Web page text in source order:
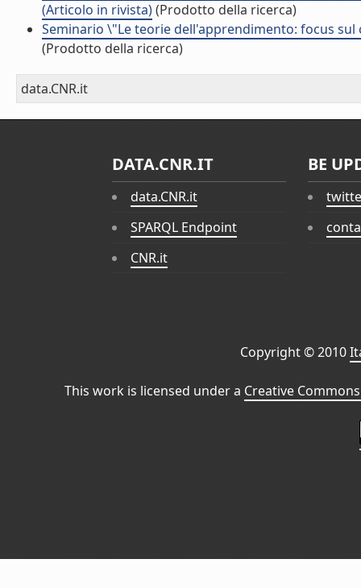
(Articolo in rivista)(Prodotto della ricerca)
Seminario \"Le teorie dell'apprendimento: focus
(Prodotto della ricerca)
data.CNR.it
DATA.CNR.IT
data.CNR.it
SPARQL Endpoint
CNR.it
BE
Copyright © 2010
This work is licensed under a Creative